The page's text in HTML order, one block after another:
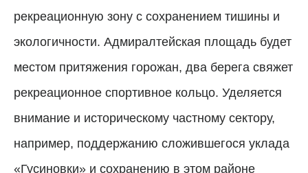
рекреационную зону с сохранением тишины и
экологичности. Адмиралтейская площадь будет
местом притяжения горожан, два берега свяжет
рекреационное спортивное кольцо. Уделяется
внимание и историческому частному сектору,
например, поддержанию сложившегося уклада
«Гусиновки» и сохранению в этом районе